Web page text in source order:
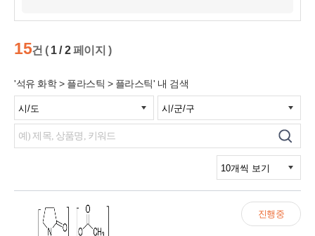
15건 ( 1 / 2페이지 )
'석유 화학 > 플라스틱 > 플라스틱' 내 검색
진행중